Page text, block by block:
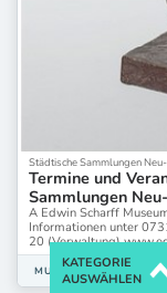
Städtische Sammlungen
Termine und
Sammlungen
A Edwin Scharff
Informationen unter
20 (Verwaltung)
MUSEEN
KATEGORIE
AUSWÄHLEN